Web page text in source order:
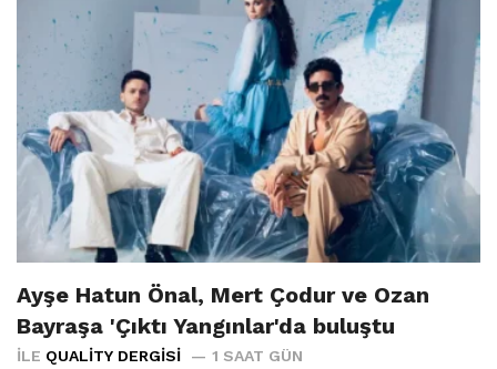
Ayşe Hatun Önal, Mert Çodur ve Ozan
Bayraşa 'Çıktı Yangınlar'da buluştu
İLE QUALITY DERGISI 1 SAAT GÜN